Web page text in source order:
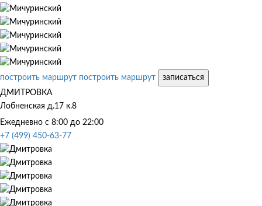
построить маршрут построить маршрут
записаться
ДМИТРОВКА
Лобненская д.17 к.8
Ежедневно с 8:00 до 22:00
+7 (499) 450-63-77